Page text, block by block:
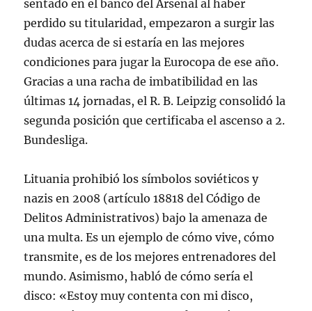
sentado en el banco del Arsenal al haber
perdido su titularidad, empezaron a surgir las
dudas acerca de si estaría en las mejores
condiciones para jugar la Eurocopa de ese año.
Gracias a una racha de imbatibilidad en las
últimas 14 jornadas, el R. B. Leipzig consolidó la
segunda posición que certificaba el ascenso a 2.
Bundesliga.
Lituania prohibió los símbolos soviéticos y
nazis en 2008 (artículo 18818 del Código de
Delitos Administrativos) bajo la amenaza de
una multa. Es un ejemplo de cómo vive, cómo
transmite, es de los mejores entrenadores del
mundo. Asimismo, habló de cómo sería el
disco: «Estoy muy contenta con mi disco,